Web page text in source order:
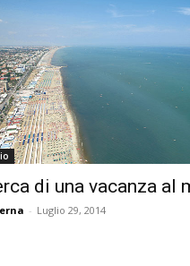
di una vacanza al
- Luglio 29, 2014